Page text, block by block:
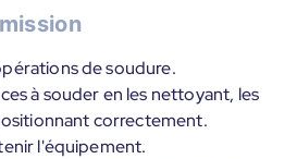
de soudure.
à souder en les nettoyant, les
correctement.
l'équipement.